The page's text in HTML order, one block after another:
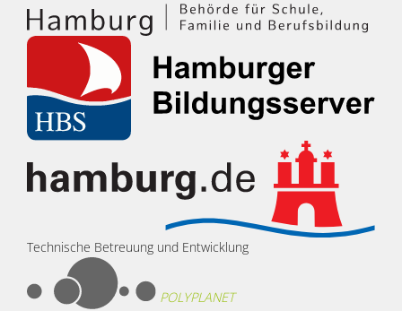
Technische Betreuung und Entwicklung
POLYPLANET